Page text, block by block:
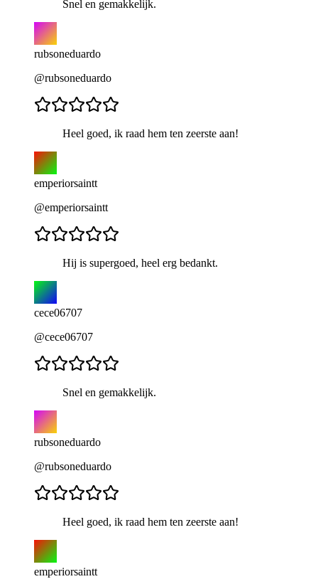
Snel en gemakkelijk.
rubsoneduardo
@rubsoneduardo
Heel goed, ik raad hem ten zeerste aan!
emperiorsaintt
@emperiorsaintt
Hij is supergoed, heel erg bedankt.
cece06707
@cece06707
Snel en gemakkelijk.
rubsoneduardo
@rubsoneduardo
Heel goed, ik raad hem ten zeerste aan!
emperiorsaintt